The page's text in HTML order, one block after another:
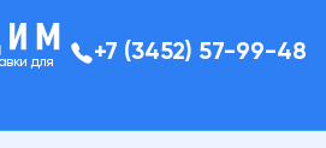
для
+7 (3452) 57-99-48